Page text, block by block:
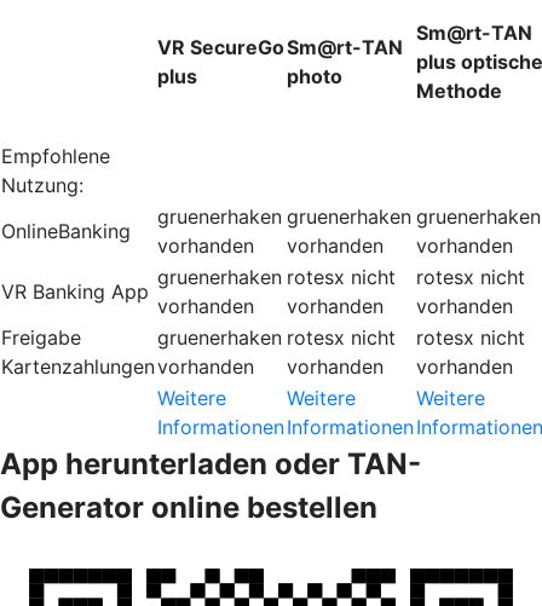
VR SecureGo
plus
Sm@rt-TAN
photo
Sm@rt-TAN
plus optische
Methode
Empfohlene
Nutzung:
OnlineBanking
gruenerhaken
vorhanden
gruenerhaken
vorhanden
gruenerhaken
vorhanden
VR Banking App
gruenerhaken
vorhanden
rotesx nicht
vorhanden
rotesx nicht
vorhanden
Freigabe
Kartenzahlungen
gruenerhaken
vorhanden
rotesx nicht
vorhanden
rotesx nicht
vorhanden
Weitere
Informationen
Weitere
Informationen
Weitere
Informationen
App herunterladen oder TAN-
Generator online bestellen